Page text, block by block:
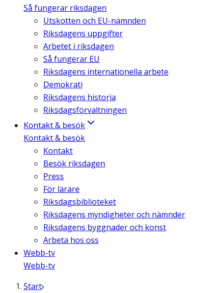
Så fungerar riksdagen
Utskotten och EU-nämnden
Riksdagens uppgifter
Arbetet i riksdagen
Så fungerar EU
Riksdagens internationella arbete
Demokrati
Riksdagens historia
Riksdagsförvaltningen
Kontakt & besök
Kontakt & besök
Kontakt
Besök riksdagen
Press
För lärare
Riksdagsbiblioteket
Riksdagens myndigheter och nämnder
Riksdagens byggnader och konst
Arbeta hos oss
Webb-tv
Webb-tv
Start